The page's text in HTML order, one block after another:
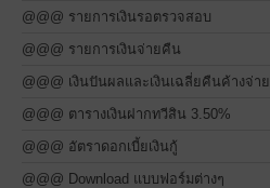
@@@ รายการเงินรอตรวจสอบ
@@@ รายการเงินจ่ายคืน
@@@ เงินปันผลและเงินเฉลี่ยคืนค้างจ่าย
@@@ ตารางเงินฝากทวีสิน 3.50%
@@@ อัตราดอกเบี้ยเงินกู้
@@@ Download แบบฟอร์มต่างๆ